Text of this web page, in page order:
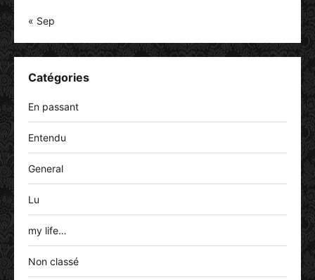
« Sep
Catégories
En passant
Entendu
General
Lu
my life…
Non classé